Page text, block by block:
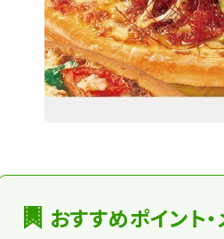
おすすめポイント